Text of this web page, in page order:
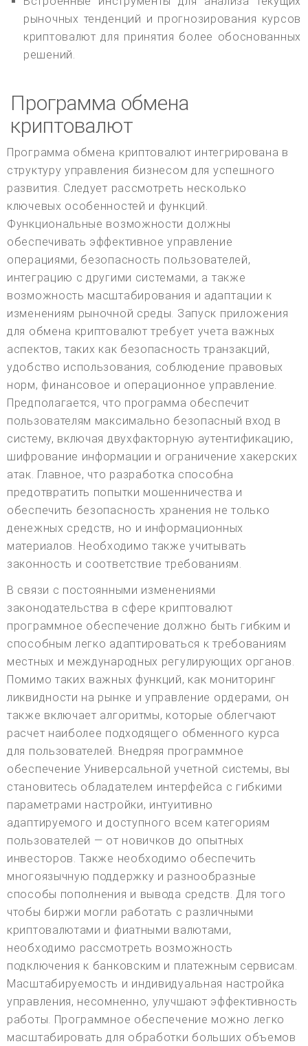
рыночных тенденций и прогнозирования курсов
криптовалют для принятия более обоснованных
решений.
Программа обмена
криптовалют
Программа обмена криптовалют интегрирована в
структуру управления бизнесом для успешного
развития. Следует рассмотреть несколько
ключевых особенностей и функций.
Функциональные возможности должны
обеспечивать эффективное управление
операциями, безопасность пользователей,
интеграцию с другими системами, а также
возможность масштабирования и адаптации к
изменениям рыночной среды. Запуск приложения
для обмена криптовалют требует учета важных
аспектов, таких как безопасность транзакций,
удобство использования, соблюдение правовых
норм, финансовое и операционное управление.
Предполагается, что программа обеспечит
пользователям максимально безопасный вход в
систему, включая двухфакторную аутентификацию,
шифрование информации и ограничение хакерских
атак. Главное, что разработка способна
предотвратить попытки мошенничества и
обеспечить безопасность хранения не только
денежных средств, но и информационных
материалов. Необходимо также учитывать
законность и соответствие требованиям.
В связи с постоянными изменениями
законодательства в сфере криптовалют
программное обеспечение должно быть гибким и
способным легко адаптироваться к требованиям
местных и международных регулирующих органов.
Помимо таких важных функций, как мониторинг
ликвидности на рынке и управление ордерами, он
также включает алгоритмы, которые облегчают
расчет наиболее подходящего обменного курса
для пользователей. Внедряя программное
обеспечение Универсальной учетной системы, вы
становитесь обладателем интерфейса с гибкими
параметрами настройки, интуитивно
адаптируемого и доступного всем категориям
пользователей — от новичков до опытных
инвесторов. Также необходимо обеспечить
многоязычную поддержку и разнообразные
способы пополнения и вывода средств. Для того
чтобы биржи могли работать с различными
криптовалютами и фиатными валютами,
необходимо рассмотреть возможность
подключения к банковским и платежным сервисам.
Масштабируемость и индивидуальная настройка
управления, несомненно, улучшают эффективность
работы. Программное обеспечение можно легко
масштабировать для обработки больших объемов